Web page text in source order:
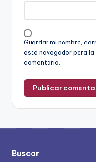
Guardar mi nombre,
este navegador para la
comentario.
Buscar